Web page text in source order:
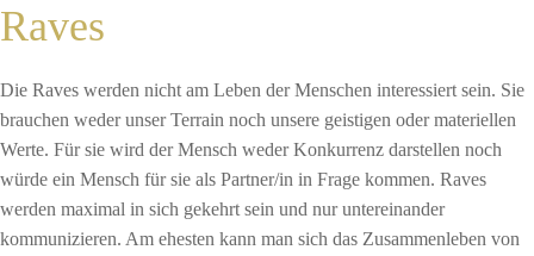
Raves
Die Raves werden nicht am Leben der Menschen interessiert sein. Sie
brauchen weder unser Terrain noch unsere geistigen oder materiellen
Werte. Für sie wird der Mensch weder Konkurrenz darstellen noch
würde ein Mensch für sie als Partner/in in Frage kommen. Raves
werden maximal in sich gekehrt sein und nur untereinander
kommunizieren. Am ehesten kann man sich das Zusammenleben von